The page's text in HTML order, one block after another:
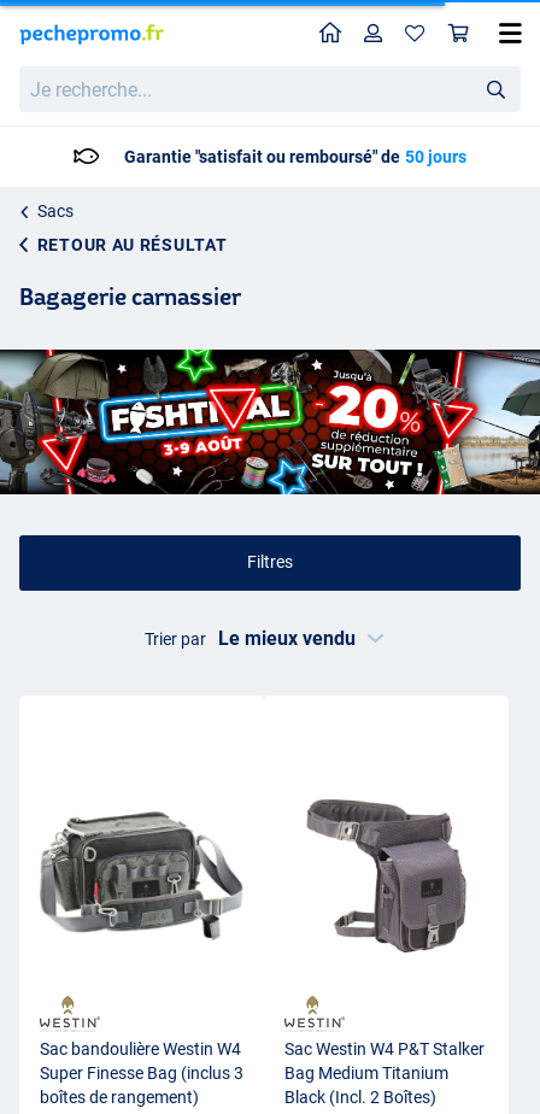
recherche...
HomeProfil
Livraison: 2 à 5 jours ouvrables
Sacs
RETOUR AU RÉSULTAT
Bagagerie carnassier
Filtres
Trier par
Sac bandoulière Westin W4
Super Finesse Bag (inclus 3
boîtes de rangement)
Sac Westin W4 P&T Stalker
Bag Medium Titanium
Black (Incl. 2 Boîtes)